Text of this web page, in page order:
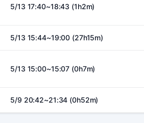
5/13 17:40~18:43 (1h2m)
5/13 15:44~19:00 (27h15m)
5/13 15:00~15:07 (0h7m)
5/9 20:42~21:34 (0h52m)